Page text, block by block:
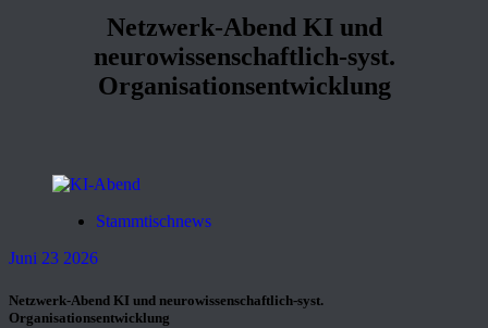
Netzwerk-Abend KI und
neurowissenschaftlich-syst.
Organisationsentwicklung
Stammtischnews
Juni 23 2026
Netzwerk-Abend KI und neurowissenschaftlich-syst.
Organisationsentwicklung